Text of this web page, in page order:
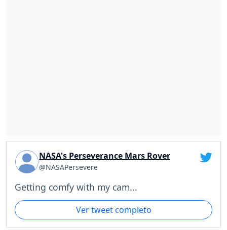
NASA's Perseverance Mars Rover
@NASAPersevere
Getting comfy with my cam...
Ver tweet completo